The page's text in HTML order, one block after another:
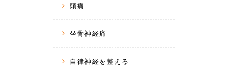
頭痛
坐骨神経痛
自律神経を整える